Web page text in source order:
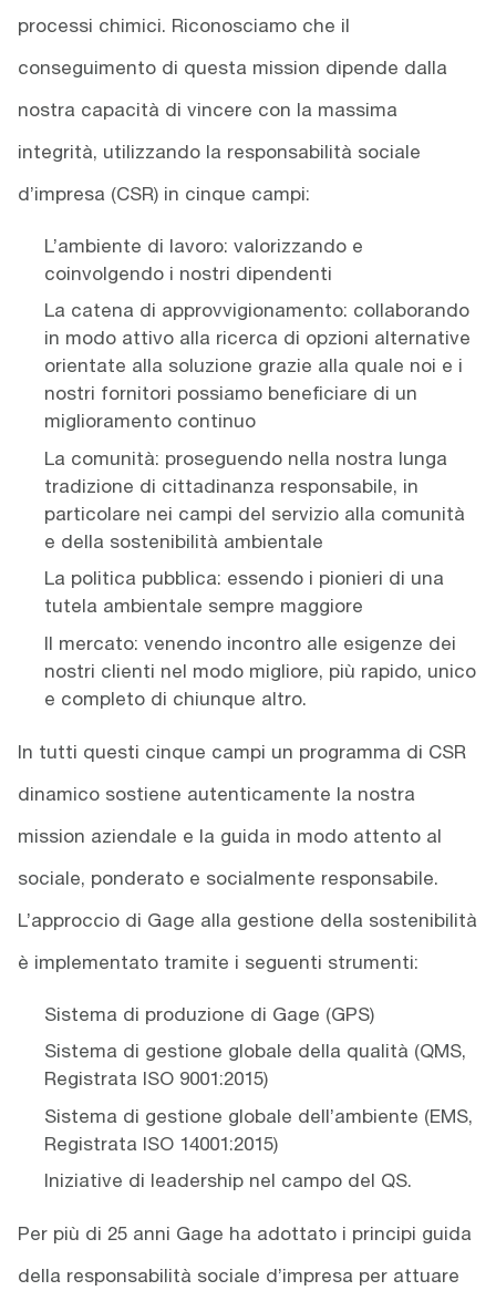
processi chimici. Riconosciamo che il
conseguimento di questa mission dipende dalla
nostra capacità di vincere con la massima
integrità, utilizzando la responsabilità sociale
d’impresa (CSR) in cinque campi:
L’ambiente di lavoro: valorizzando e
coinvolgendo i nostri dipendenti
La catena di approvvigionamento: collaborando
in modo attivo alla ricerca di opzioni alternative
orientate alla soluzione grazie alla quale noi e i
nostri fornitori possiamo beneficiare di un
miglioramento continuo
La comunità: proseguendo nella nostra lunga
tradizione di cittadinanza responsabile, in
particolare nei campi del servizio alla comunità
e della sostenibilità ambientale
La politica pubblica: essendo i pionieri di una
tutela ambientale sempre maggiore
Il mercato: venendo incontro alle esigenze dei
nostri clienti nel modo migliore, più rapido, unico
e completo di chiunque altro.
In tutti questi cinque campi un programma di CSR
dinamico sostiene autenticamente la nostra
mission aziendale e la guida in modo attento al
sociale, ponderato e socialmente responsabile.
L’approccio di Gage alla gestione della sostenibilità
è implementato tramite i seguenti strumenti:
Sistema di produzione di Gage (GPS)
Sistema di gestione globale della qualità (QMS,
Registrata ISO 9001:2015)
Sistema di gestione globale dell’ambiente (EMS,
Registrata ISO 14001:2015)
Iniziative di leadership nel campo del QS.
Per più di 25 anni Gage ha adottato i principi guida
della responsabilità sociale d’impresa per attuare